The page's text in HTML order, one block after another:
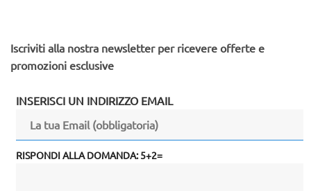
Iscriviti alla nostra newsletter per ricevere offerte e
promozioni esclusive
INSERISCI UN INDIRIZZO EMAIL
RISPONDI ALLA DOMANDA: 5+2=